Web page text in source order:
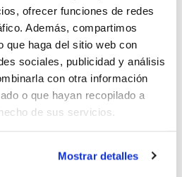
ofrecer funciones de redes
Además, compartimos
que haga del sitio web con
sociales, publicidad y análisis
con otra información
o que hayan recopilado a
de sus servicios.
Mostrar detalles
se inscriban previamente a
con inquietud por
nuevas tecnologías a su
entrenadores con un
uso de programas de edición
con su propio ordenador